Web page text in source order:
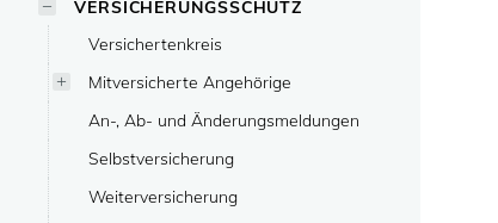
VERSICHERUNGSSCHUTZ
Versichertenkreis
Mitversicherte Angehörige
An-, Ab- und Änderungsmeldungen
Selbstversicherung
Weiterversicherung